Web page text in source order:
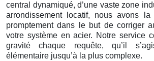
central dynamiqué, d’une vaste zone
arrondissement locatif, nous avons
promptement dans le but de corriger
votre système en acier. Notre service
gravité chaque requête, qu’il
élémentaire jusqu’à la plus complexe.